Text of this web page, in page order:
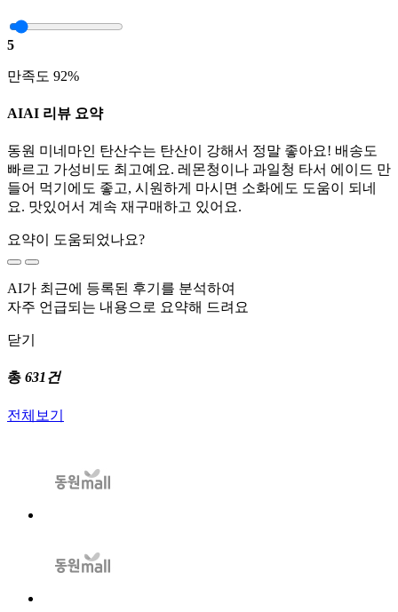
5
만족도 92%
AIAI 리뷰 요약
동원 미네마인 탄산수는 탄산이 강해서 정말 좋아요! 배송도
빠르고 가성비도 최고예요. 레몬청이나 과일청 타서 에이드 만
들어 먹기에도 좋고, 시원하게 마시면 소화에도 도움이 되네
요. 맛있어서 계속 재구매하고 있어요.
요약이 도움되었나요?
AI가 최근에 등록된 후기를 분석하여
자주 언급되는 내용으로 요약해 드려요
닫기
총 631건
전체보기